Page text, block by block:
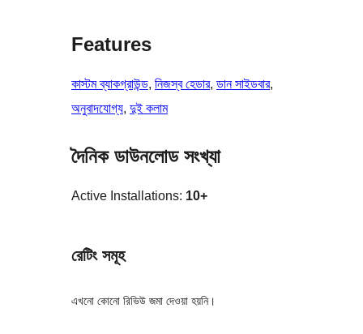
Features
কাস্টম ব্যাকগ্রাউন্ড, নিজস্ব হেডার, ডান সাইডবার
অনুবাদযোগ্য, দুই কলাম
দৈনিক ডাউনলোড সংখ্যা
Active Installations: 10+
রেটিং সমূহ
এখনো কোনো রিভিউ জমা দেওয়া হয়নি।